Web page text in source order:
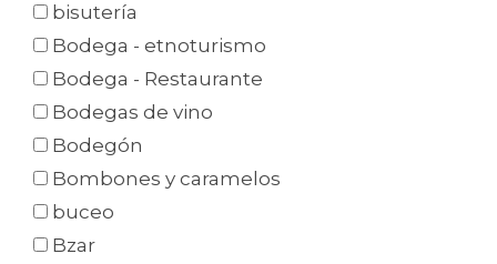
bisutería
Bodega - etnoturismo
Bodega - Restaurante
Bodegas de vino
Bodegón
Bombones y caramelos
buceo
Bzar